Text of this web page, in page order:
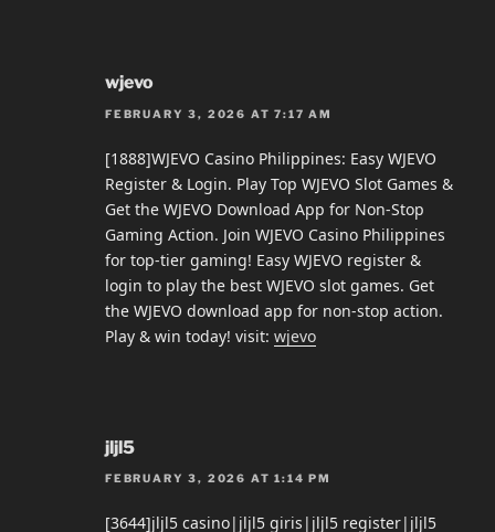
wjevo
FEBRUARY 3, 2026 AT 7:17 AM
[1888]WJEVO Casino Philippines: Easy WJEVO
Register & Login. Play Top WJEVO Slot Games &
Get the WJEVO Download App for Non-Stop
Gaming Action. Join WJEVO Casino Philippines
for top-tier gaming! Easy WJEVO register &
login to play the best WJEVO slot games. Get
the WJEVO download app for non-stop action.
Play & win today! visit: wjevo
jljl5
FEBRUARY 3, 2026 AT 1:14 PM
[3644]jljl5 casino|jljl5 giris|jljl5 register|jljl5